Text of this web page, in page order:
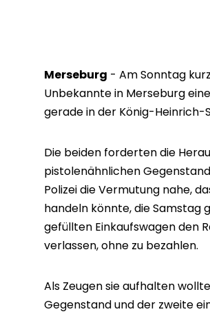
Merseburg - Am Sonntag
Unbekannte in Merseburg
gerade in der König-Heinrich-
Die beiden forderten die
pistolenähnlichen
Polizei die Vermutung nahe,
handeln könnte, die Samstag
gefüllten Einkaufswagen den
verlassen, ohne zu bezahlen.
Als Zeugen sie aufhalten
Gegenstand und der zweite